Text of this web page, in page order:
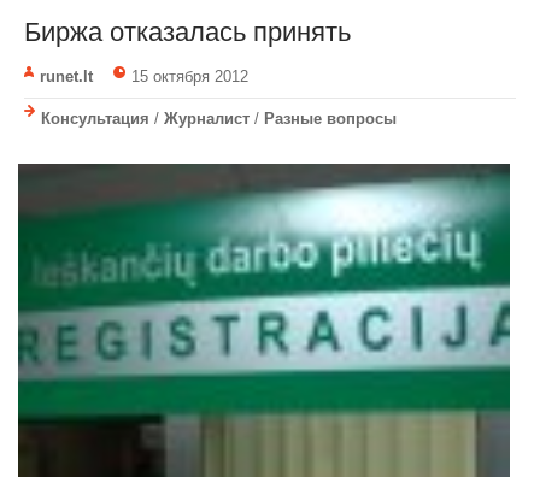
Биржа отказалась принять
runet.lt 15 октября 2012
Консультация / Журналист / Разные вопросы